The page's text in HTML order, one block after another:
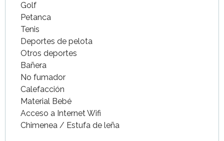
Golf
Petanca
Tenis
Deportes de pelota
Otros deportes
Bañera
No fumador
Calefacción
Material Bebé
Acceso a Internet Wifi
Chimenea / Estufa de leña